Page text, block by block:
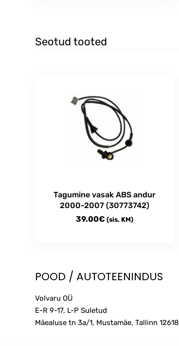
Seotud tooted
Tagumine vasak ABS andur
2000-2007 (30773742)
39.00€ (sis. KM)
POOD / AUTOTEENINDUS
Volvaru OÜ
E-R 9-17, L-P Suletud
Mäealuse tn 3a/1, Mustamäe, Tallinn 12618